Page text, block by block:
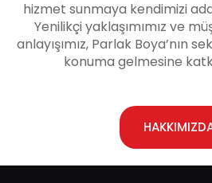
hizmet sunmaya kendimizi
Yenilikçi yaklaşımımız ve
anlayışımız, Parlak Boya’nın
konuma gelmesine